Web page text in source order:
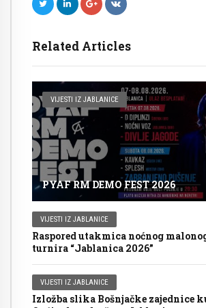
Related Articles
VIJESTI IZ JABLANICE
PYAF RM DEMO FEST 2026
VIJESTI IZ JABLANICE
Raspored utakmica noćnog
turnira “Jablanica 2026”
VIJESTI IZ JABLANICE
Izložba slika Bošnjačke zajednice